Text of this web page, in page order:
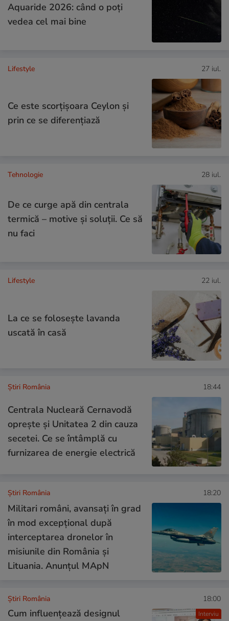
Aquaride 2026: când o poți
vedea cel mai bine
Lifestyle 27 iul.
Ce este scorțișoara Ceylon și
prin ce se diferențiază
Tehnologie 28 iul.
De ce curge apă din centrala
termică – motive și soluții. Ce să
nu faci
Lifestyle 22 iul.
La ce se folosește lavanda
uscată în casă
Știri România 18:44
Centrala Nucleară Cernavodă
oprește și Unitatea 2 din cauza
secetei. Ce se întâmplă cu
furnizarea de energie electrică
Știri România 18:20
Militari români, avansați în grad
în mod excepțional după
interceptarea dronelor în
misiunile din România și
Lituania. Anunțul MApN
Interviu
Știri România 18:00
Cum influențează designul